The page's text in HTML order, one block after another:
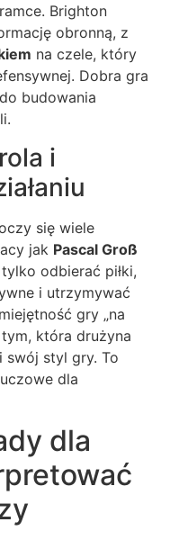
Brighton
obronną, z
na czele, który
Dobra gra
budowania
i
się wiele
jak Pascal Groß
odbierać piłki,
i utrzymywać
gry „na
która drużyna
swój styl gry. To
dla
dla